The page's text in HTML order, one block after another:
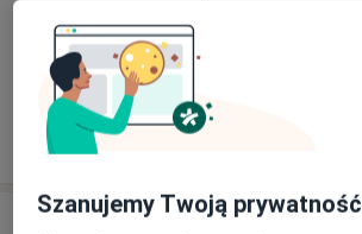
Konsultacja ortopedyczna
Poproś o wizytę
Szanujemy Twoją prywatność